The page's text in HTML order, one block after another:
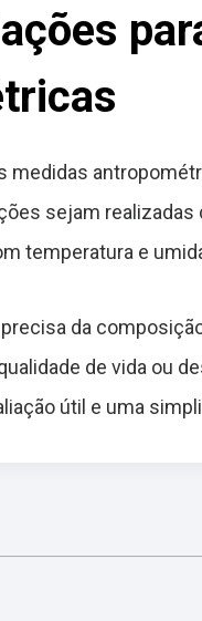
medidas
sejam
temperatura e
da
de vida ou
útil e uma